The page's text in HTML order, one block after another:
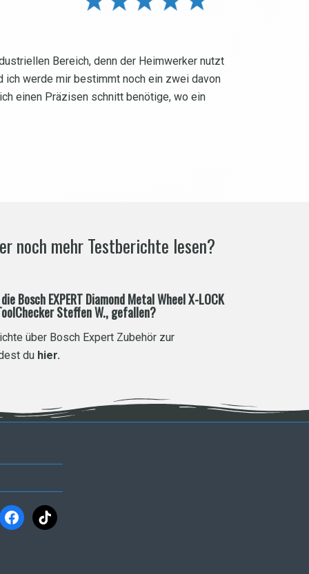
Bereich, denn der Heimwerker nutzt
werde mir bestimmt noch ein zwei davon
einen Präzisen schnitt benötige, wo ein
noch mehr Testberichte lesen?
Bosch EXPERT Diamond Metal Wheel X-LOCK
Steffen W., gefallen?
über Bosch Expert Zubehör zur
du hier.
tiktok